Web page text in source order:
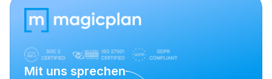
Mit uns sprechen